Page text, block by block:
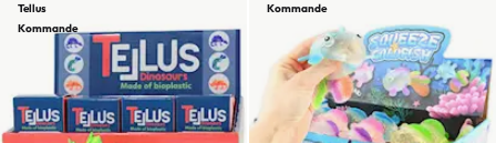
Tellus
Kommande
Kommande